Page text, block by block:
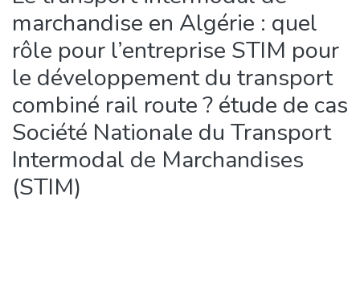
marchandise en Algérie : quel
rôle pour l’entreprise STIM pour
le développement du transport
combiné rail route ? étude de cas
Société Nationale du Transport
Intermodal de Marchandises
(STIM)